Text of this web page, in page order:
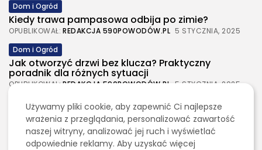
Dom i Ogród
Kiedy trawa pampasowa odbija po zimie?
OPUBLIKOWAŁ: REDAKCJA 590POWODÓW.PL 5 STYCZNIA, 2025
Dom i Ogród
Jak otworzyć drzwi bez klucza? Praktyczny
poradnik dla różnych sytuacji
OPUBLIKOWAŁ: REDAKCJA 590POWODÓW.PL 5 STYCZNIA, 2025
Dom i Ogród
Jak urządzić nowoczesną strefę BBQ w ogrodzie?
OPUBLIKOWAŁ:REDAKCJA 4 SIERPNIA, 2026
Ciekawostki
Używamy pliki cookie, aby zapewnić Ci najlepsze
wrażenia z przeglądania, personalizować zawartość
naszej witryny, analizować jej ruch i wyświetlać
odpowiednie reklamy. Aby uzyskać więcej